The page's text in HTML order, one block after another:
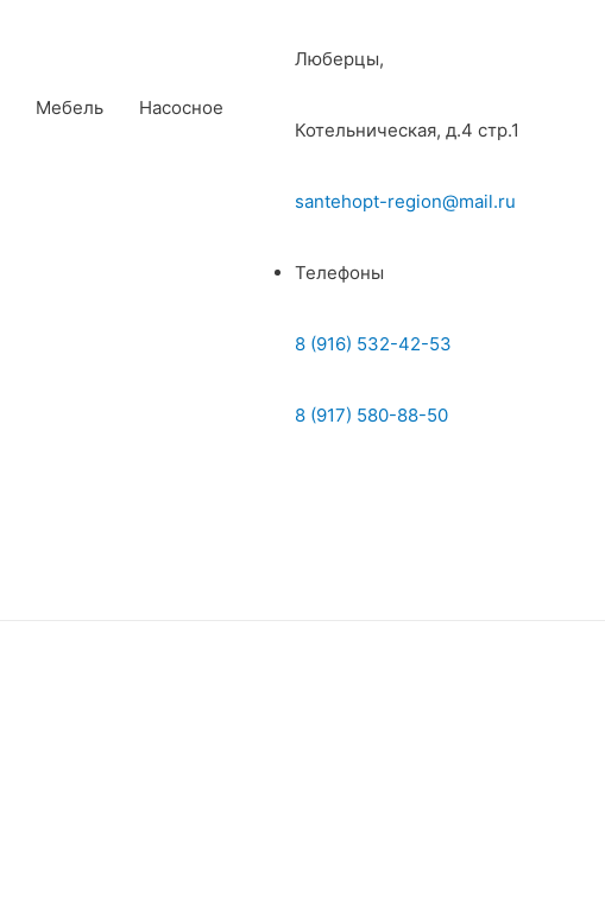
Мебель Насосное
Люберцы,
Котельническая, д.4 стр.1
santehopt-region@mail.ru
Телефоны
8 (916) 532-42-53
8 (917) 580-88-50